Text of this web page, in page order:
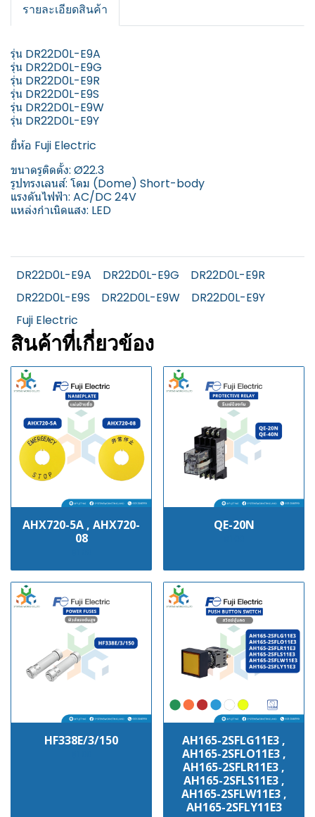
รายละเอียดสินค้า
รุ่น DR22D0L-E9A
รุ่น DR22D0L-E9G
รุ่น DR22D0L-E9R
รุ่น DR22D0L-E9S
รุ่น DR22D0L-E9W
รุ่น DR22D0L-E9Y
ยี่ห้อ Fuji Electric
ขนาดรูติดตั้ง: Ø22.3
รูปทรงเลนส์: โดม (Dome) Short-body
แรงดันไฟฟ้า: AC/DC 24V
แหล่งกำเนิดแสง: LED
DR22D0L-E9A DR22D0L-E9G
DR22D0L-E9R
DR22D0L-E9S
DR22D0L-E9W
DR22D0L-E9Y
Fuji Electric
สินค้าที่เกี่ยวข้อง
AHX720-5A , AHX720-
08
QE-20N
HF338E/3/150 AH165-2SFLG11E3 ,
AH165-2SFLO11E3 ,
AH165-2SFLR11E3 ,
AH165-2SFLS11E3 ,
AH165-2SFLW11E3 ,
AH165-2SFLY11E3